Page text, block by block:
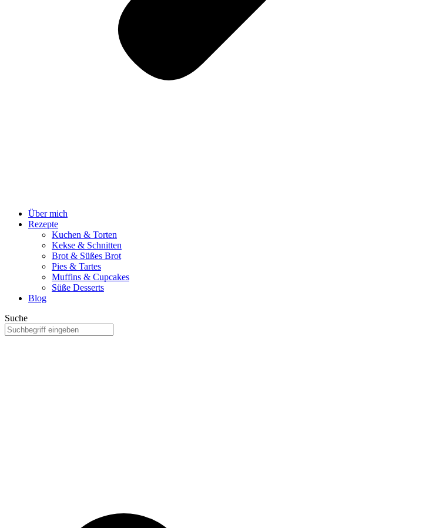
Über mich
Rezepte
Kuchen & Torten
Kekse & Schnitten
Brot & Süßes Brot
Pies & Tartes
Muffins & Cupcakes
Süße Desserts
Blog
Suche